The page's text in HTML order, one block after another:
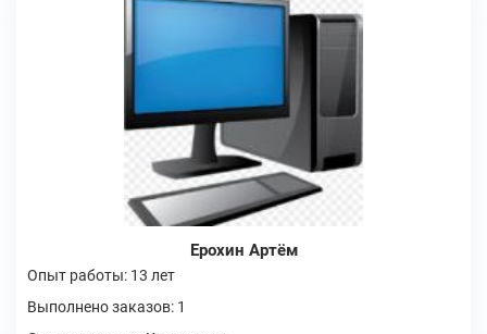
Ерохин Артём
Опыт работы: 13 лет
Выполнено заказов: 1